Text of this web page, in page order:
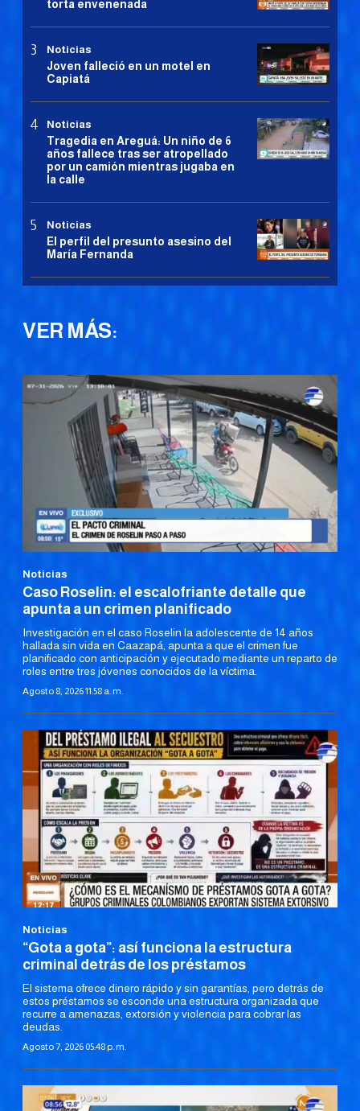
torta envenenada
Noticias
Joven falleció en un motel en
Capiatá
Noticias
Tragedia en Areguá: Un niño de 6
años fallece tras ser atropellado
por un camión mientras jugaba en
la calle
Noticias
El perfil del presunto asesino del
María Fernanda
VER MÁS:
Noticias
Caso Roselin: el escalofriante detalle que
apunta a un crimen planificado
Investigación en el caso Roselin la adolescente de 14 años
hallada sin vida en Caazapá, apunta a que el crimen fue
planificado con anticipación y ejecutado mediante un reparto de
roles entre tres jóvenes conocidos de la víctima.
Agosto 8, 2026 11:58 a. m.
Noticias
“Gota a gota”: así funciona la estructura
criminal detrás de los préstamos
El sistema ofrece dinero rápido y sin garantías, pero detrás de
estos préstamos se esconde una estructura organizada que
recurre a amenazas, extorsión y violencia para cobrar las
deudas.
Agosto 7, 2026 05:48 p. m.